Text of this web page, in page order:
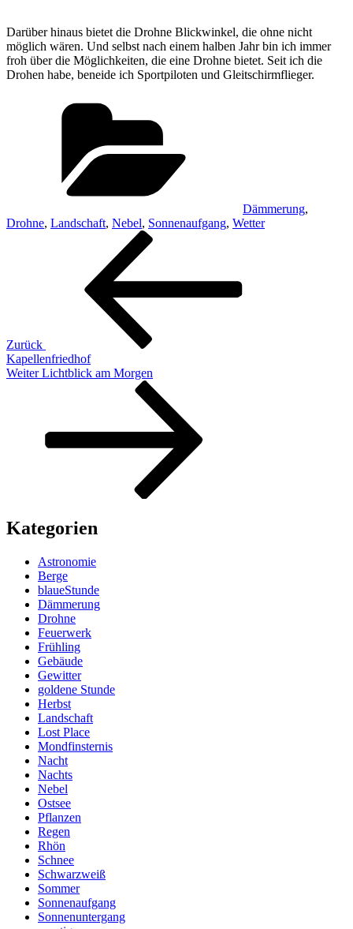
Darüber hinaus bietet die Drohne Blickwinkel, die ohne nicht
möglich wären. Und selbst nach einem halben Jahr bin ich immer
froh über die Möglichkeiten, die eine Drohne bietet. Seit ich die
Drohen habe, beneide ich Sportpiloten und Gleitschirmflieger.
Dämmerung,
Drohne, Landschaft, Nebel, Sonnenaufgang, Wetter
Beitragsnavigation
Zurück
Kapellenfriedhof
Nächster
Weiter Lichtblick am Morgen
Kategorien
Astronomie
Berge
blaueStunde
Dämmerung
Drohne
Feuerwerk
Frühling
Gebäude
Gewitter
goldene Stunde
Herbst
Landschaft
Lost Place
Mondfinsternis
Nacht
Nachts
Nebel
Ostsee
Pflanzen
Regen
Rhön
Schnee
Schwarzweiß
Sommer
Sonnenaufgang
Sonnenuntergang